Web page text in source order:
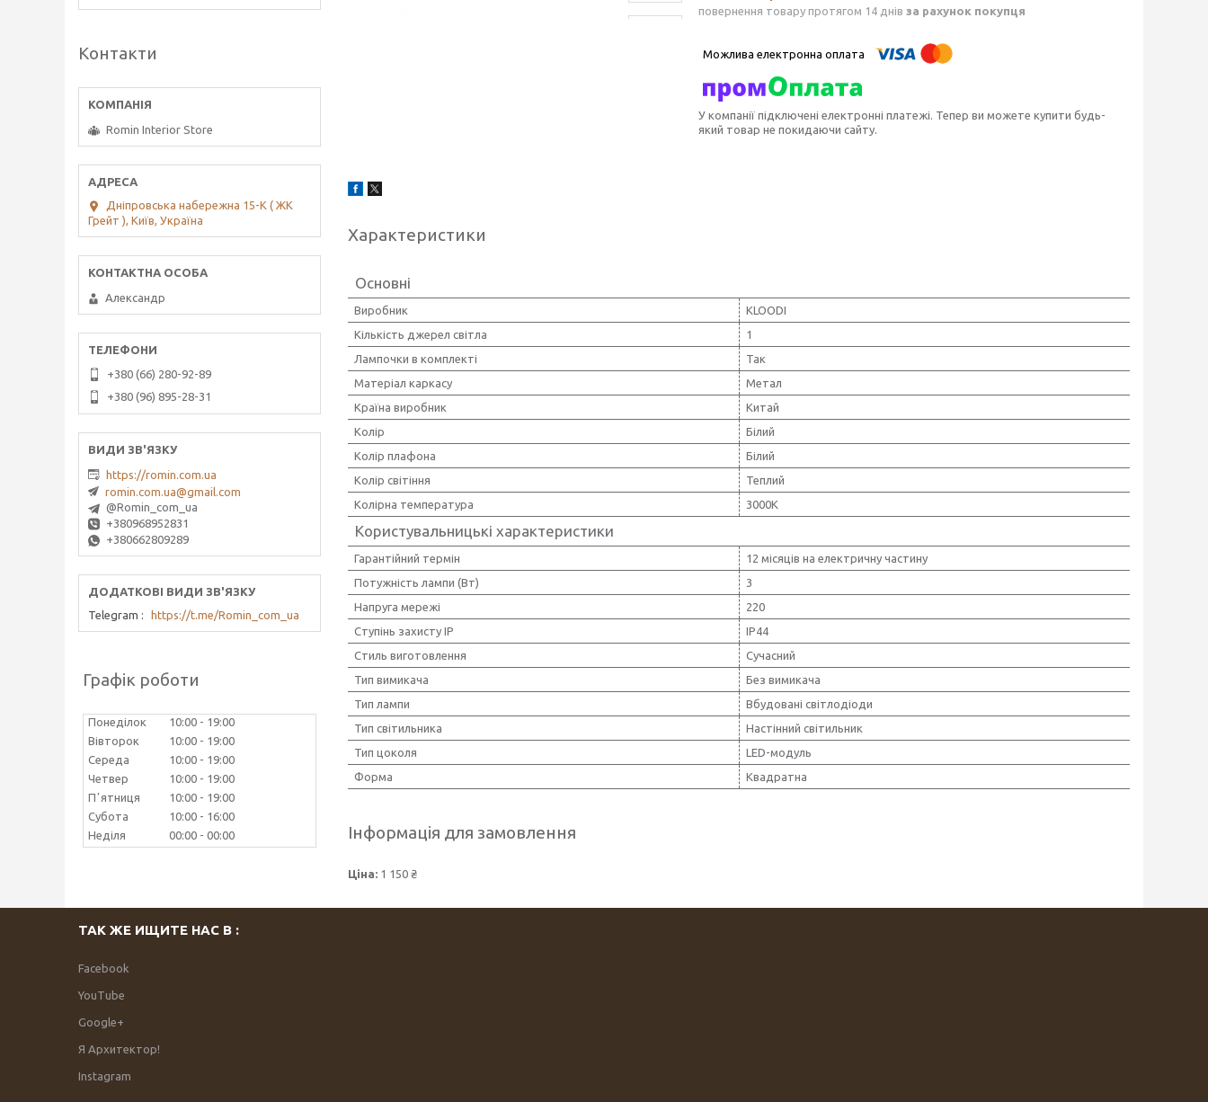
повернення товару протягом 14 днів за рахунок покупця
У компанії підключені електронні платежі. Тепер ви можете купити будь-
який товар не покидаючи сайту.
Характеристики
Основні
Виробник
KLOODI
Кількість джерел світла
1
Лампочки в комплекті
Так
Матеріал каркасу
Метал
Країна виробник
Китай
Колір
Білий
Колір плафона
Білий
Колір світіння
Теплий
Колірна температура
3000K
Користувальницькі характеристики
Гарантійний термін
12 місяців на електричну частину
Потужність лампи (Вт)
3
Напруга мережі
220
Ступінь захисту IP
IP44
Стиль виготовлення
Сучасний
Тип вимикача
Без вимикача
Тип лампи
Вбудовані світлодіоди
Тип світильника
Настінний світильник
Тип цоколя
LED-модуль
Форма
Квадратна
Інформація для замовлення
Ціна: 1 150 ₴
Контакти
Romin Interior Store
Дніпровська набережна 15-К ( ЖК
Грейт ), Київ, Україна
Александр
+380 (66) 280-92-89
+380 (96) 895-28-31
https://romin.com.ua
romin.com.ua@gmail.com
@Romin_com_ua
+380968952831
+380662809289
Telegram https://t.me/Romin_com_ua
Графік роботи
Понеділок 10:00
19:00
Вівторок
10:00
19:00
Середа
10:00
19:00
Четвер
10:00
19:00
Пʼятниця
10:00
19:00
Субота
10:00
16:00
Неділя
00:00 00:00
ТАК ЖЕ ИЩИТЕ НАС В :
Facebook
YouTube
Google+
Я Архитектор!
Instagram